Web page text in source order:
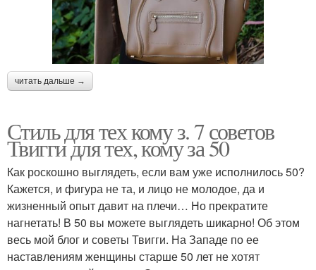
читать дальше →
Стиль для тех кому з. 7 советов
Твигги для тех, кому за 50
Как роскошно выглядеть, если вам уже исполнилось 50?
Кажется, и фигура не та, и лицо не молодое, да и
жизненный опыт давит на плечи… Но прекратите
нагнетать! В 50 вы можете выглядеть шикарно! Об этом
весь мой блог и советы Твигги. На Западе по ее
наставлениям женщины старше 50 лет не хотят